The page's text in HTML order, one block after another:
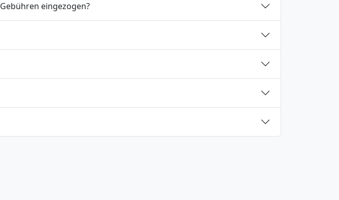
eingezogen?